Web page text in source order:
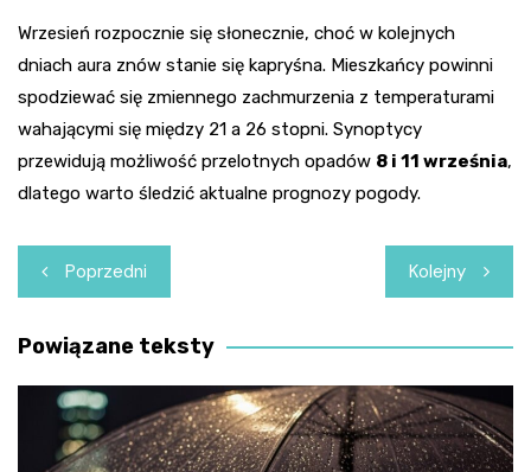
Wrzesień rozpocznie się słonecznie, choć w kolejnych
dniach aura znów stanie się kapryśna. Mieszkańcy powinni
spodziewać się zmiennego zachmurzenia z temperaturami
wahającymi się między 21 a 26 stopni. Synoptycy
przewidują możliwość przelotnych opadów 8 i 11 września,
dlatego warto śledzić aktualne prognozy pogody.
Nawigacja
wpisu
Poprzedni Kolejny
Powiązane teksty